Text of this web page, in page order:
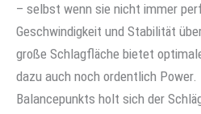
– selbst wenn sie nicht immer
Geschwindigkeit und Stabilität
große Schlagfläche bietet
dazu auch noch ordentlich
Balancepunkts holt sich der